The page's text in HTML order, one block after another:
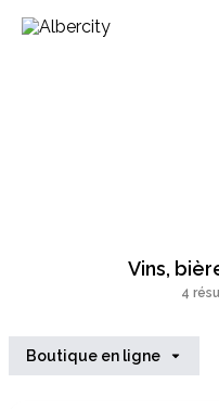
Vins,
4
Boutique en ligne